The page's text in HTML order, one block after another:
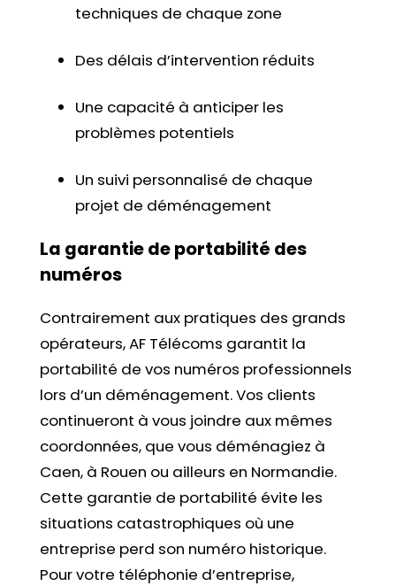
techniques de chaque zone
Des délais d’intervention réduits
Une capacité à anticiper les
problèmes potentiels
Un suivi personnalisé de chaque
projet de déménagement
La garantie de portabilité des
numéros
Contrairement aux pratiques des grands
opérateurs, AF Télécoms garantit la
portabilité de vos numéros professionnels
lors d’un déménagement. Vos clients
continueront à vous joindre aux mêmes
coordonnées, que vous déménagiez à
Caen, à Rouen ou ailleurs en Normandie.
Cette garantie de portabilité évite les
situations catastrophiques où une
entreprise perd son numéro historique.
Pour votre téléphonie d’entreprise,